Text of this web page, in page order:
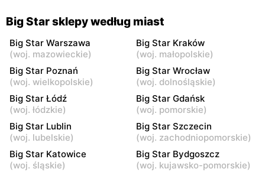
Big Star
Tomaszów Mazowiecki, ul.
Warszawska 1
Big Star
Wojciecha 13
Big Star
Kutno, ul. Kościuszki 73
Big Star
Puławy, ul. Lubelska 2
Big Star
Łódź al. Marsz. Józefa
Piłsudskiego 15/23
Big Star
Łódź, ul. Jana Karskiego 5
Big Star
Rzgów, ul. Żeromskiego 8
Big Star
Łódź, ul. Pabianicka 245
Big Star sklepy według miast
Big Star Warszawa
(woj. mazowieckie)
Big Star Kraków
(woj. małopolskie)
Big Star Poznań
(woj. wielkopolskie)
Big Star Wrocław
(woj. dolnośląskie)
Big Star Łódź
(woj. łódzkie)
Big Star Gdańsk
(woj. pomorskie)
Big Star Lublin
(woj. lubelskie)
Big Star Szczecin
(woj. zachodniopomorskie)
Big Star Katowice
(woj. śląskie)
Big Star Bydgoszcz
(woj. kujawsko-pomorskie)